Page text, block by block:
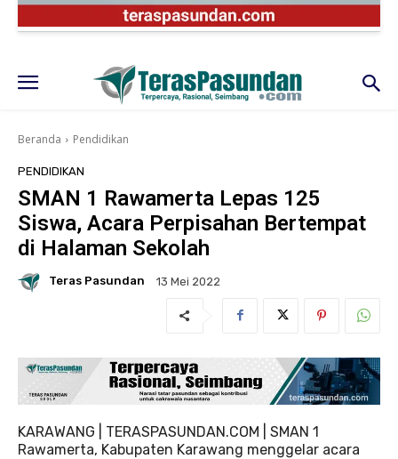
Beranda Pendidikan
PENDIDIKAN
SMAN 1 Rawamerta Lepas 125
Siswa, Acara Perpisahan Bertempat
di Halaman Sekolah
Teras Pasundan 13 Mei 2022
KARAWANG | TERASPASUNDAN.COM | SMAN 1
Rawamerta, Kabupaten Karawang menggelar acara